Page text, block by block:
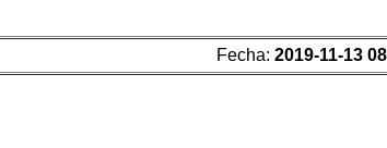
Fecha: 2019-11-13